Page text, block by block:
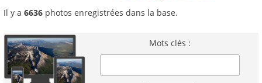
Il y a 6636 photos enregistrées dans la base.
Mots clés :